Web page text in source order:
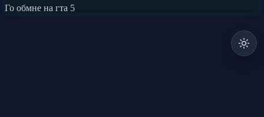
Го обмне на гта 5